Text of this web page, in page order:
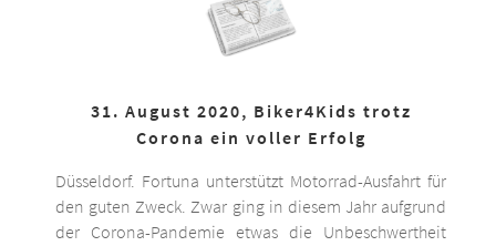
31. August 2020, Biker4Kids trotz
Corona ein voller Erfolg
Düsseldorf. Fortuna unterstützt Motorrad-Ausfahrt für
den guten Zweck. Zwar ging in diesem Jahr aufgrund
der Corona-Pandemie etwas die Unbeschwertheit